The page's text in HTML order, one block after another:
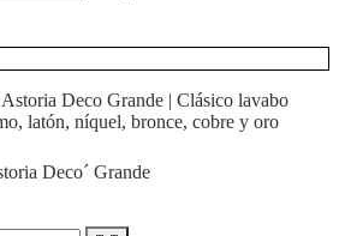
Deco´ Grande